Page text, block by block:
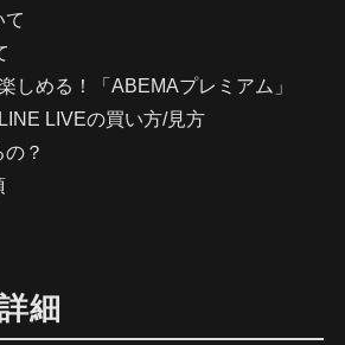
て
しめる！「ABEMAプレミアム」
LIVEの買い方/見方
？
細